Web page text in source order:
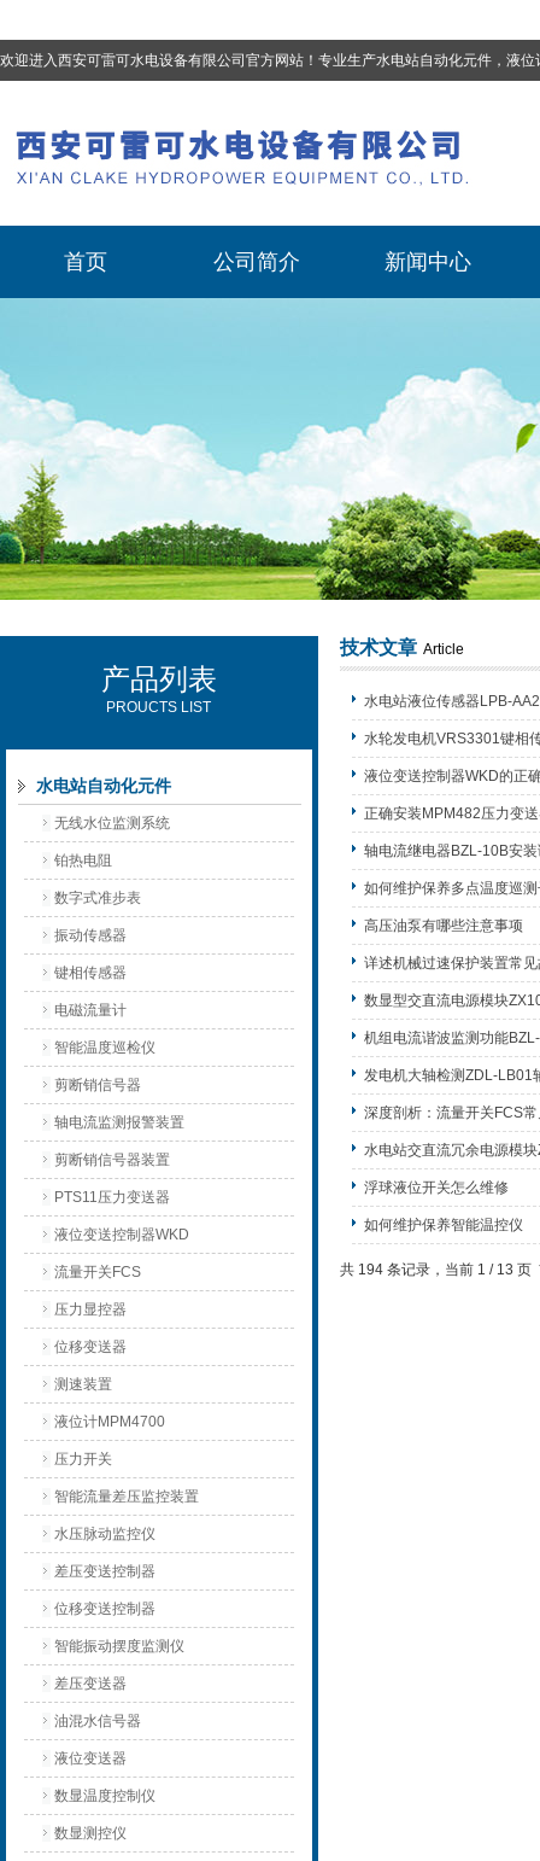
欢迎进入西安可雷可水电设备有限公司官方网站！专业生产水电站自动化元件，液位计、流量计、压力变送器、油混水控制器、温度传感器、电磁阀球阀蝶阀、测速装置、位移
西安可雷可水电设备有限公司
首页 公司简介 新闻中心
产品列表
PROUCTS LIST
水电站自动化元件
无线水位监测系统
铂热电阻
数字式准步表
振动传感器
键相传感器
电磁流量计
智能温度巡检仪
剪断销信号器
轴电流监测报警装置
剪断销信号器装置
PTS11压力变送器
液位变送控制器WKD
流量开关FCS
压力显控器
位移变送器
测速装置
液位计MPM4700
压力开关
智能流量差压监控装置
水压脉动监控仪
差压变送控制器
位移变送控制器
智能振动摆度监测仪
差压变送器
油混水信号器
液位变送器
数显温度控制仪
数显测控仪
技术文章 Article
水电站液位传感器LPB-
水轮发电机VRS3301键相
液位变送控制器WKD的正
正确安装MPM482压力变
轴电流继电器BZL-10B安
如何维护保养多点温度巡
高压油泵有哪些注意事项
详述机械过速保护装置常
数显型交直流电源模块
机组电流谐波监测功能
发电机大轴检测ZDL-LB01
深度剖析：流量开关FCS
水电站交直流冗余电源模
浮球液位开关怎么维修
如何维护保养智能温控仪
共 194 条记录，当前 1 / 13